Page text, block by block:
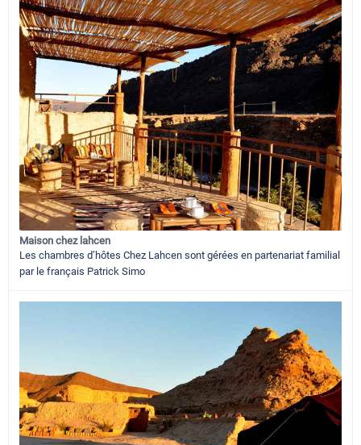
Maison chez lahcen
Les chambres d’hôtes Chez Lahcen sont gérées en partenariat familial
par le français Patrick Simo